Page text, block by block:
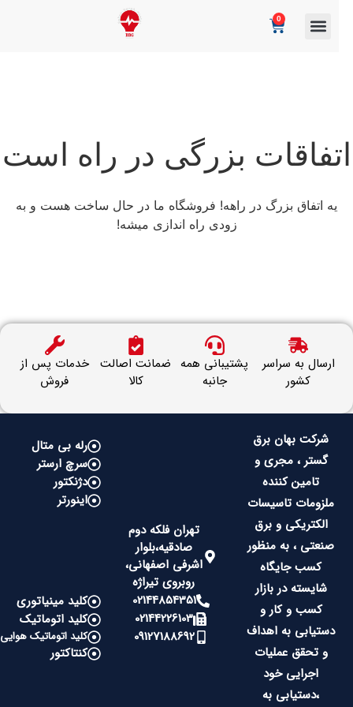
بزرگی در راه است
یه اتفاق بزرگ در راهه! فروشگاه ما در حال ساخت هست و به
زودی راه اندازی میشه!
ارسال به سراسر
کشور
پشتیبانی همه
جانبه
ضمانت اصالت
کالا
خدمات پس از
فروش
شرکت بهان برق
گستر ، مجری و
تامین کننده
ملزومات تاسیسات
الکتریکی و برق
صنعتی ، به منظور
کسب جایگاه
شایسته در بازار
کسب و کار و
دستیابی به اهداف
و تحقق عملیات
اجرایی خود
،دستیابی به
تهران فلکه دوم
صادقیه،بلوار
اشرفی اصفهانی،
روبروی تیراژه
02144854351
02144226103
09127188692
رله بی متال
سرچ ارستر
دژنکتور
اینورتر
کلید مینیاتوری
کلید اتوماتیک
کلید اتوماتیک هوایی
کنتاکتور